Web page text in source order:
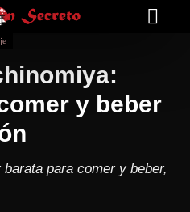
y beber
para comer y beber,